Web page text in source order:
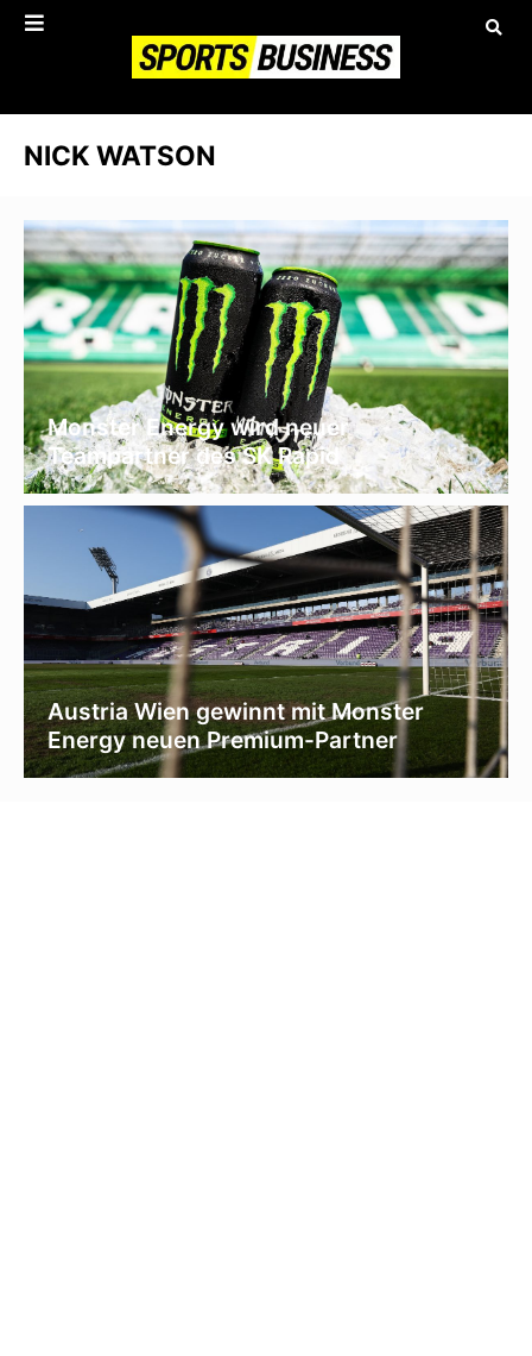
NICK WATSON
Monster Energy wird neuer
Teampartner des SK Rapid
Austria Wien gewinnt mit Monster
Energy neuen Premium-Partner